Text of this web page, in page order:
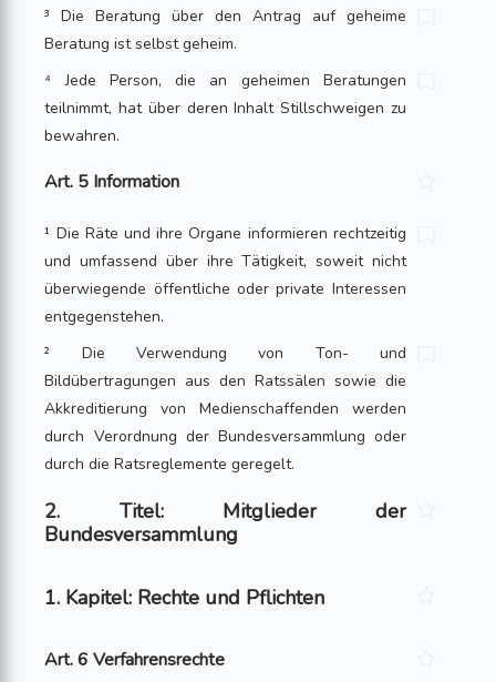
³ Die Beratung über den Antrag auf geheime
Beratung ist selbst geheim.
⁴ Jede Person, die an geheimen Beratungen
teilnimmt, hat über deren Inhalt Stillschweigen zu
bewahren.
Art. 5 Information
¹ Die Räte und ihre Organe informieren rechtzeitig
und umfassend über ihre Tätigkeit, soweit nicht
überwiegende öffentliche oder private Interessen
entgegenstehen.
² Die Verwendung von Ton- und
Bildübertragungen aus den Ratssälen sowie die
Akkreditierung von Medienschaffenden werden
durch Verordnung der Bundesversammlung oder
durch die Ratsreglemente geregelt.
2. Titel: Mitglieder der
Bundesversammlung
1. Kapitel: Rechte und Pflichten
Art. 6 Verfahrensrechte